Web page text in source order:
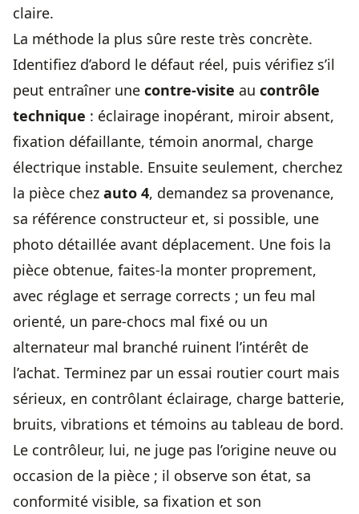
claire.
La méthode la plus sûre reste très concrète.
Identifiez d’abord le défaut réel, puis vérifiez s’il
peut entraîner une contre-visite au contrôle
technique : éclairage inopérant, miroir absent,
fixation défaillante, témoin anormal, charge
électrique instable. Ensuite seulement, cherchez
la pièce chez auto 4, demandez sa provenance,
sa référence constructeur et, si possible, une
photo détaillée avant déplacement. Une fois la
pièce obtenue, faites-la monter proprement,
avec réglage et serrage corrects ; un feu mal
orienté, un pare-chocs mal fixé ou un
alternateur mal branché ruinent l’intérêt de
l’achat. Terminez par un essai routier court mais
sérieux, en contrôlant éclairage, charge batterie,
bruits, vibrations et témoins au tableau de bord.
Le contrôleur, lui, ne juge pas l’origine neuve ou
occasion de la pièce ; il observe son état, sa
conformité visible, sa fixation et son